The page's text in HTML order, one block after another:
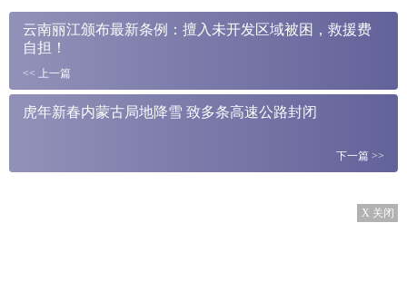
云南丽江颁布最新条例：擅入未开发区域被困，救援费
自担！
<< 上一篇
虎年新春内蒙古局地降雪 致多条高速公路封闭
下一篇 >>
X 关闭